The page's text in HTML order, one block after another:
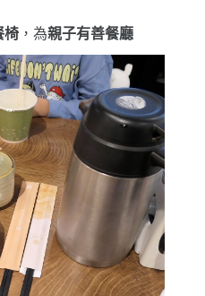
椅 ，為親子有善餐廳